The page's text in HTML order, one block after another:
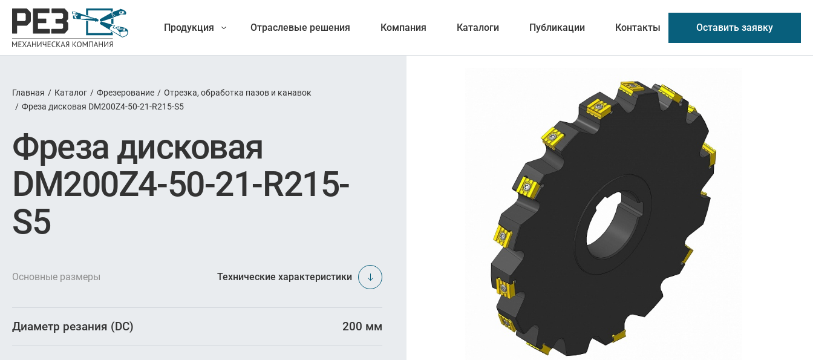
Продукция
Наша
продукция
Новые разработки
Точение
Обработка отверстий
Оснастка
Отраслевые решения Компания Каталоги Публикации Контакты Оставить заявку
Главная / Каталог / Фрезерование / Отрезка, обработка пазов и канавок
/ Фреза дисковая DM200Z4-50-21-R215-S5
Фреза дисковая
DM200Z4-50-21-R215-
S5
Основные размеры Технические характеристики
Диаметр резания (DC) 200 мм